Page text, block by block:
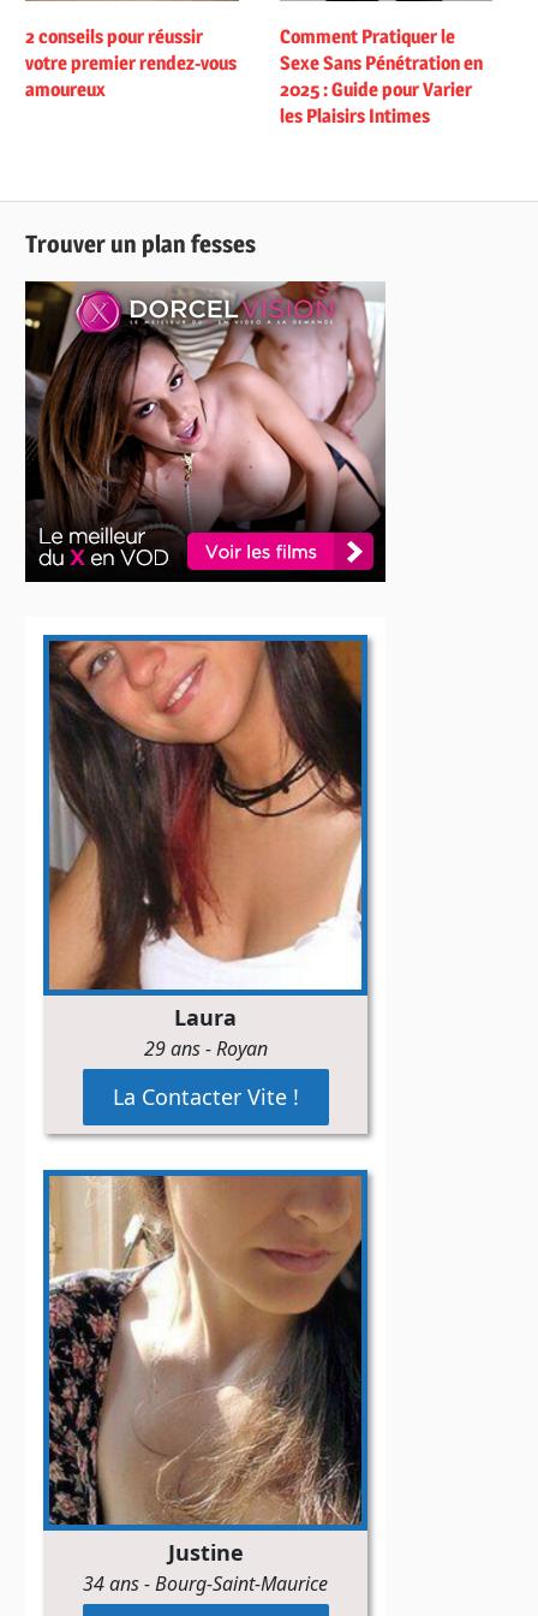
2 conseils pour réussir
votre premier rendez-vous
amoureux
Comment Pratiquer le
Sexe Sans Pénétration en
2025 : Guide pour Varier
les Plaisirs Intimes
Trouver un plan fesses